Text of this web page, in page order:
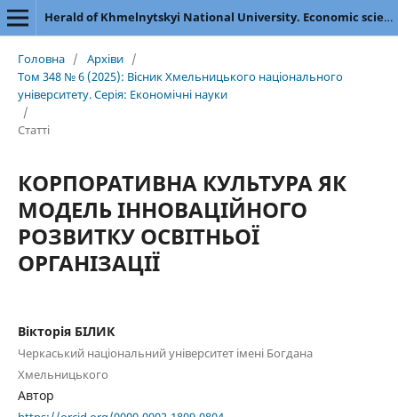
Herald of Khmelnytskyi National University. Economic sciences
Головна / Архіви /
Том 348 № 6 (2025): Вісник Хмельницького національного
університету. Серія: Економічні науки
/
Статті
КОРПОРАТИВНА КУЛЬТУРА ЯК
МОДЕЛЬ ІННОВАЦІЙНОГО
РОЗВИТКУ ОСВІТНЬОЇ
ОРГАНІЗАЦІЇ
Вікторія БІЛИК
Черкаський національний університет імені Богдана
Хмельницького
Автор